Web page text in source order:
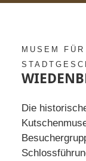
MUSEM
Die